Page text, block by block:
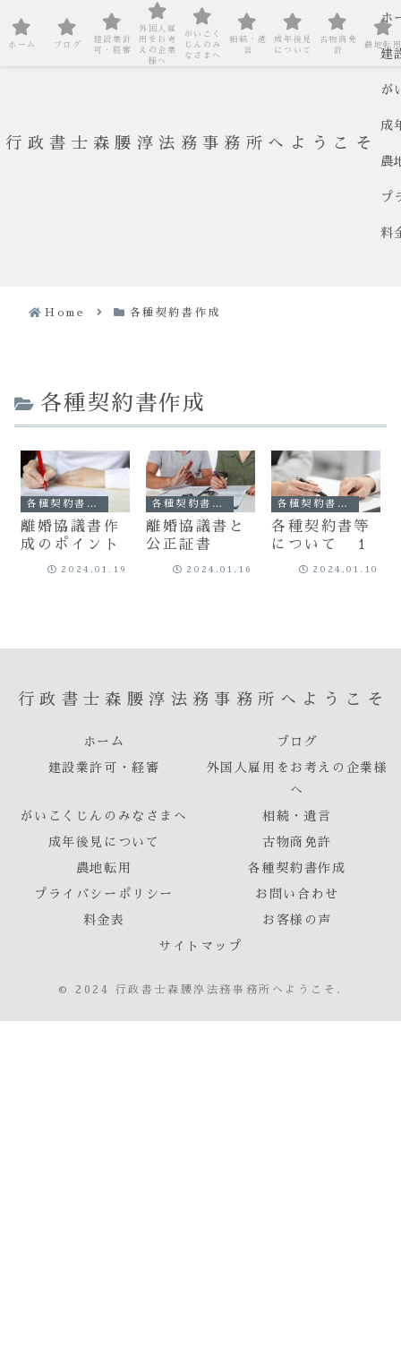
行政書士森腰淳法務事務所へようこそ
ホ
建
が
成
農
プ
料
Home 各種契約書作成
各種契約書作成
各種契約書作成
離婚協議書作
成のポイント
2024.01.19
各種契約書作成
離婚協議書と
公正証書
2024.01.16
各種契約書作成
各種契約書等
について １
2024.01.10
行政書士森腰淳法務事務所へようこそ
ホーム
ブログ
建設業許可・経審
外国人雇用をお考えの企業様
へ
がいこくじんのみなさまへ
相続・遺言
成年後見について
古物商免許
農地転用
各種契約書作成
プライバシーポリシー
お問い合わせ
料金表
お客様の声
サイトマップ
© 2024 行政書士森腰淳法務事務所へようこそ.
ホーム ブログ
建設業許
可・経審
外国人雇
用をお考
えの企業
様へ
がいこく
じんのみ
なさまへ
相続・遺
言
成年後見
について
古物商免
許
農地転